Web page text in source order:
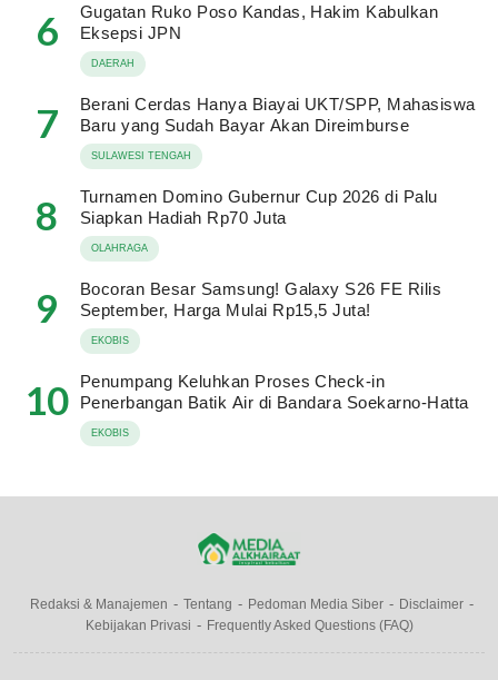
6
Gugatan Ruko Poso Kandas, Hakim Kabulkan
Eksepsi JPN
DAERAH
7
Berani Cerdas Hanya Biayai UKT/SPP, Mahasiswa
Baru yang Sudah Bayar Akan Direimburse
SULAWESI TENGAH
8
Turnamen Domino Gubernur Cup 2026 di Palu
Siapkan Hadiah Rp70 Juta
OLAHRAGA
9
Bocoran Besar Samsung! Galaxy S26 FE Rilis
September, Harga Mulai Rp15,5 Juta!
EKOBIS
10
Penumpang Keluhkan Proses Check-in
Penerbangan Batik Air di Bandara Soekarno-Hatta
EKOBIS
Redaksi & Manajemen Tentang Pedoman Media Siber
Disclaimer
Kebijakan Privasi
Frequently Asked Questions (FAQ)